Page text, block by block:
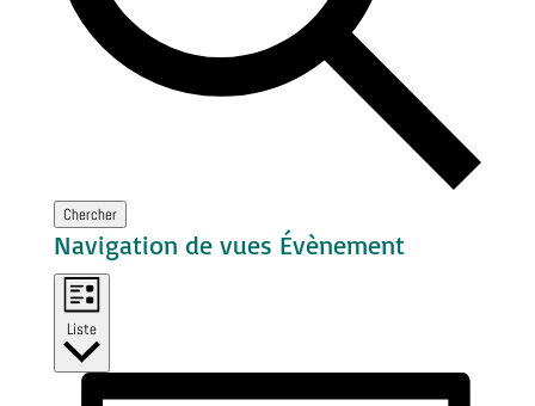
Chercher
Navigation de vues Évènement
Liste